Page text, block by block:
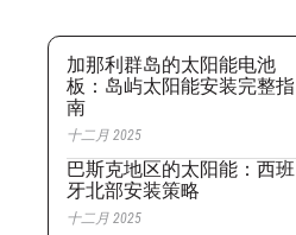
加那利群岛的太阳能电池
板：岛屿太阳能安装完整指
南
十二月 2025
巴斯克地区的太阳能：西班
牙北部安装策略
十二月 2025